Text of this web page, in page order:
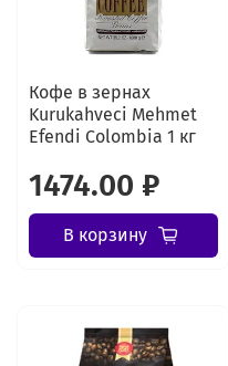
Кофе в зернах
Kurukahveci Mehmet
Efendi Colombia 1 кг
1474.00 ₽
В корзину